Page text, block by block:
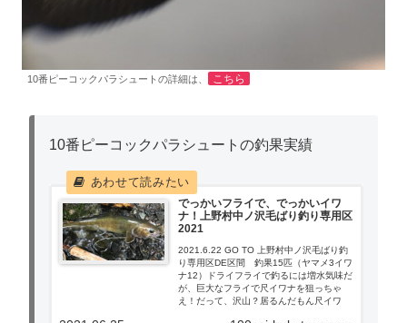
10番ピーコックパラシュートの詳細は、 こちら
10番ピーコックパラシュートの釣果実績
でっかいフライで、でっかいイワ
ナ！上野村中ノ沢毛ばり釣り専用区
2021
2021.6.22 GO TO 上野村中ノ沢毛ばり釣
り専用区DE区間 釣果15匹（ヤマメ3イワ
ナ12）ドライフライで釣るには増水気味だ
が、巨大なフライで尺イワナを狙っちゃ
え！だって、沢山？居るんだもん尺イワ